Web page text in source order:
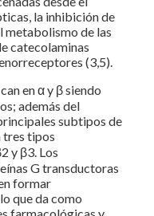
la inhibición de
metabolismo de las
catecolaminas
(3,5).
en α y β siendo
además del
subtipos de
tres tipos
y β3. Los
G transductoras
formar
que da como